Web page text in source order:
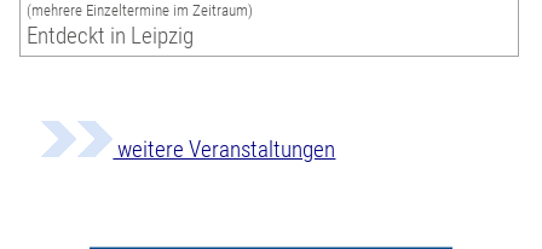
(mehrere Einzeltermine im Zeitraum)
Entdeckt in Leipzig
weitere Veranstaltungen